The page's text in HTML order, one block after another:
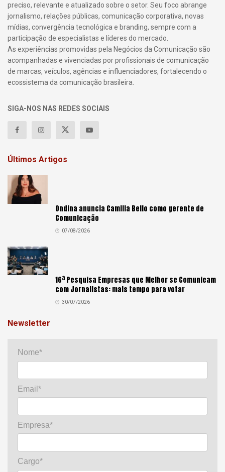
preciso, relevante e atualizado sobre o setor. Seu foco abrange
jornalismo, relações públicas, comunicação corporativa, novas
mídias, convergência tecnológica e branding, sempre com a
participação de especialistas e líderes do mercado.
As experiências promovidas pela Negócios da Comunicação são
acompanhadas e vivenciadas por profissionais de comunicação
de marcas, veículos, agências e influenciadores, fortalecendo o
ecossistema da comunicação brasileira.
SIGA-NOS NAS REDES SOCIAIS
Últimos Artigos
Ondina anuncia Camilla Bello como gerente de
Comunicação
07/08/2026
16ª Pesquisa Empresas que Melhor se Comunicam
com Jornalistas: mais tempo para votar
30/07/2026
Newsletter
Nome*
Email*
Empresa*
Cargo*